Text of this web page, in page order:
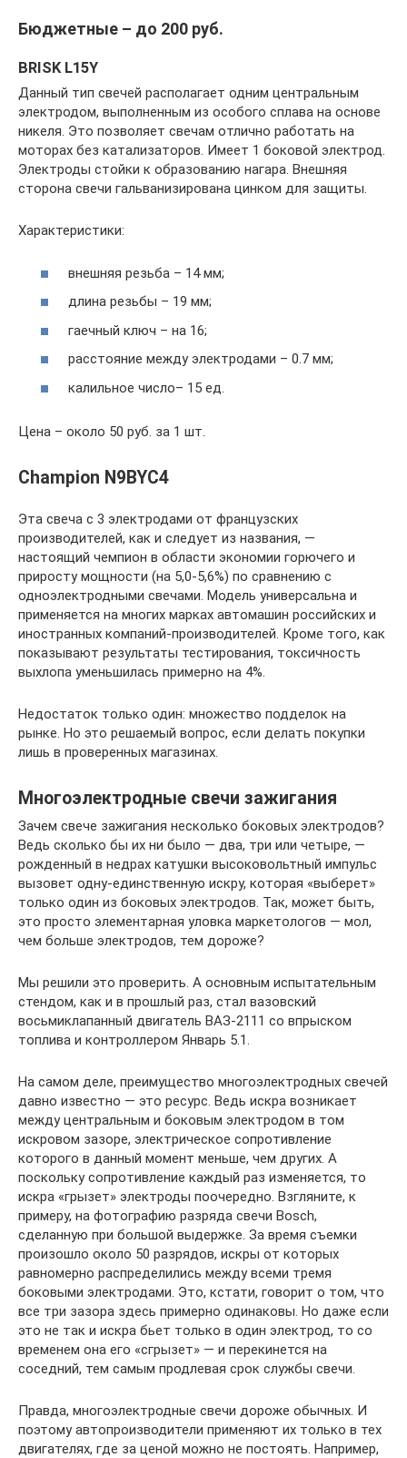
Бюджетные – до 200 руб.
BRISK L15Y
Данный тип свечей располагает одним центральным
электродом, выполненным из особого сплава на основе
никеля. Это позволяет свечам отлично работать на
моторах без катализаторов. Имеет 1 боковой электрод.
Электроды стойки к образованию нагара. Внешняя
сторона свечи гальванизирована цинком для защиты.
Характеристики:
внешняя резьба – 14 мм;
длина резьбы – 19 мм;
гаечный ключ – на 16;
расстояние между электродами – 0.7 мм;
калильное число– 15 ед.
Цена – около 50 руб. за 1 шт.
Champion N9BYC4
Эта свеча с 3 электродами от французских
производителей, как и следует из названия, —
настоящий чемпион в области экономии горючего и
приросту мощности (на 5,0-5,6%) по сравнению с
одноэлектродными свечами. Модель универсальна и
применяется на многих марках автомашин российских и
иностранных компаний-производителей. Кроме того, как
показывают результаты тестирования, токсичность
выхлопа уменьшилась примерно на 4%.
Недостаток только один: множество подделок на
рынке. Но это решаемый вопрос, если делать покупки
лишь в проверенных магазинах.
Многоэлектродные свечи зажигания
Зачем свече зажигания несколько боковых электродов?
Ведь сколько бы их ни было — два, три или четыре, —
рожденный в недрах катушки высоковольтный импульс
вызовет одну-единственную искру, которая «выберет»
только один из боковых электродов. Так, может быть,
это просто элементарная уловка маркетологов — мол,
чем больше электродов, тем дороже?
Мы решили это проверить. А основным испытательным
стендом, как и в прошлый раз, стал вазовский
восьмиклапанный двигатель ВАЗ-2111 со впрыском
топлива и контроллером Январь 5.1.
На самом деле, преимущество многоэлектродных свечей
давно известно — это ресурс. Ведь искра возникает
между центральным и боковым электродом в том
искровом зазоре, электрическое сопротивление
которого в данный момент меньше, чем других. А
поскольку сопротивление каждый раз изменяется, то
искра «грызет» электроды поочередно. Взгляните, к
примеру, на фотографию разряда свечи Bosch,
сделанную при большой выдержке. За время съемки
произошло около 50 разрядов, искры от которых
равномерно распределились между всеми тремя
боковыми электродами. Это, кстати, говорит о том, что
все три зазора здесь примерно одинаковы. Но даже если
это не так и искра бьет только в один электрод, то со
временем она его «сгрызет» — и перекинется на
соседний, тем самым продлевая срок службы свечи.
Правда, многоэлектродные свечи дороже обычных. И
поэтому автопроизводители применяют их только в тех
двигателях, где за ценой можно не постоять. Например,